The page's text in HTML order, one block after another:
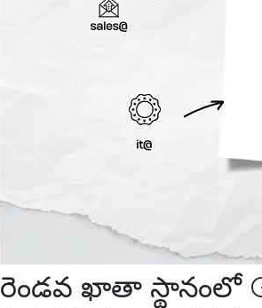
రెండవ ఖాతా స్థానంలో